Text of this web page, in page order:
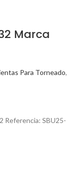
Marca
Para Torneado,
Referencia: SBU25-